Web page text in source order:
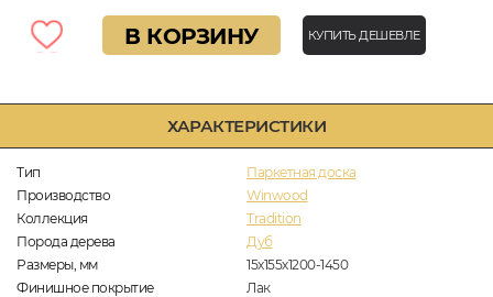
ХАРАКТЕРИСТИКИ
Тип
Паркетная доска
Производство
Winwood
Коллекция
Tradition
Порода дерева
Дуб
Размеры, мм
15х155х1200-1450
Финишное покрытие
Лак
В КОРЗИНУ КУПИТЬ ДЕШЕВЛЕ